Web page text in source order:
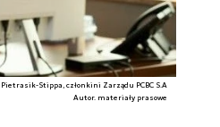
Stippa, członkini Zarządu PCBC S.A
Autor. materiały prasowe